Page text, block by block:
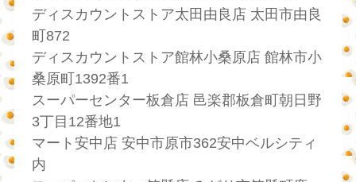
ディスカウントストア太田由良店 太田市由良
町872
ディスカウントストア館林小桑原店 館林市小
桑原町1392番1
スーパーセンター板倉店 邑楽郡板倉町朝日野
3丁目12番地1
マート安中店 安中市原市362安中ベルシティ
内